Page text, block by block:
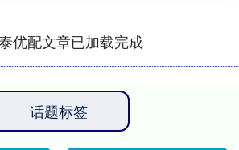
优配文章已加载完成
话题标签